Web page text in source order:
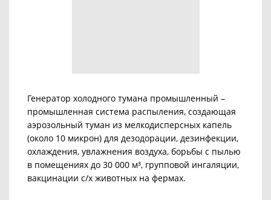
Генератор холодного тумана промышленный –
промышленная система распыления, создающая
аэрозольный туман из мелкодисперсных капель
(около 10 микрон) для дезодорации, дезинфекции,
охлаждения, увлажнения воздуха, борьбы с пылью
в помещениях до 30 000 м³, групповой ингаляции,
вакцинации с/х животных на фермах.